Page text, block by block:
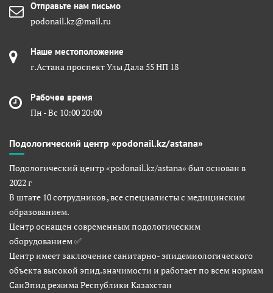
Отправьте нам письмо
podonail.kz@mail.ru
Наше местоположение
г.Астана проспект Улы Дала 55 НП 18
Рабочее время
Пн - Вс 10:00 20:00
Подологический центр «podonail.kz/astana»
Подологический центр «podonail.kz/astana» был основан в
2022 г
В штате 10 сотрудников , все специалисты с медицинским
образованием.
Центр оснащен современным подологическим
оборудованием ✅
Центр имеет заключение санитарно- эпидемиологического
объекта высокой эпид.значимости и работает по всем нормам
СанЭпид режима Республики Казахстан